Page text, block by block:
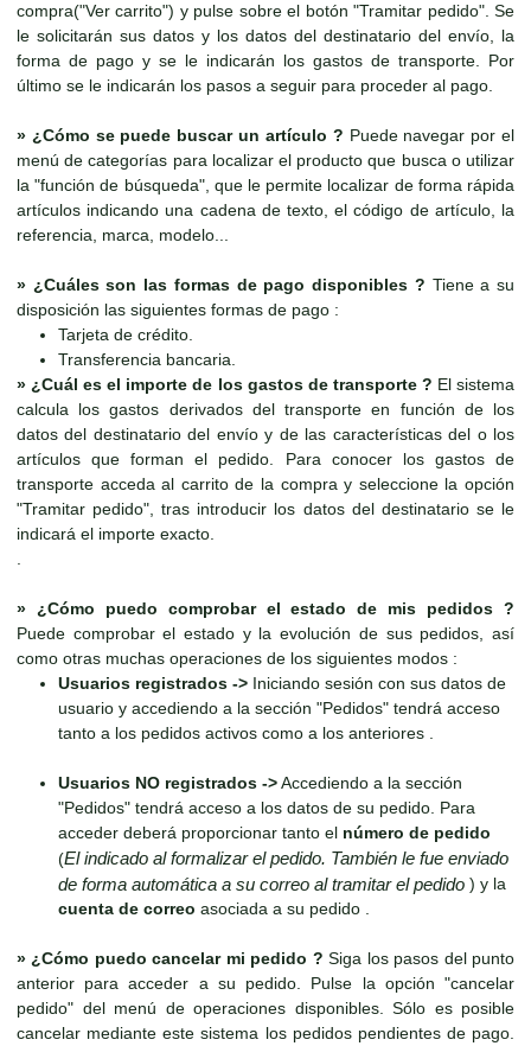
compra("Ver carrito") y pulse sobre el botón "Tramitar pedido". Se
le solicitarán sus datos y los datos del destinatario del envío, la
forma de pago y se le indicarán los gastos de transporte. Por
último se le indicarán los pasos a seguir para proceder al pago.
» ¿Cómo se puede buscar un artículo ? Puede navegar por el
menú de categorías para localizar el producto que busca o utilizar
la "función de búsqueda", que le permite localizar de forma rápida
artículos indicando una cadena de texto, el código de artículo, la
referencia, marca, modelo...
» ¿Cuáles son las formas de pago disponibles ? Tiene a su
disposición las siguientes formas de pago :
Tarjeta de crédito.
Transferencia bancaria.
» ¿Cuál es el importe de los gastos de transporte ? El sistema
calcula los gastos derivados del transporte en función de los
datos del destinatario del envío y de las características del o los
artículos que forman el pedido. Para conocer los gastos de
transporte acceda al carrito de la compra y seleccione la opción
"Tramitar pedido", tras introducir los datos del destinatario se le
indicará el importe exacto.
.
» ¿Cómo puedo comprobar el estado de mis pedidos ?
Puede comprobar el estado y la evolución de sus pedidos, así
como otras muchas operaciones de los siguientes modos :
Usuarios registrados -> Iniciando sesión con sus datos de
usuario y accediendo a la sección "Pedidos" tendrá acceso
tanto a los pedidos activos como a los anteriores .
Usuarios NO registrados ->Accediendo a la sección
"Pedidos" tendrá acceso a los datos de su pedido. Para
acceder deberá proporcionar tanto el número de pedido
(El indicado al formalizar el pedido. También le fue enviado
de forma automática a su correo al tramitar el pedido ) y la
cuenta de correo asociada a su pedido .
» ¿Cómo puedo cancelar mi pedido ? Siga los pasos del punto
anterior para acceder a su pedido. Pulse la opción "cancelar
pedido" del menú de operaciones disponibles. Sólo es posible
cancelar mediante este sistema los pedidos pendientes de pago.